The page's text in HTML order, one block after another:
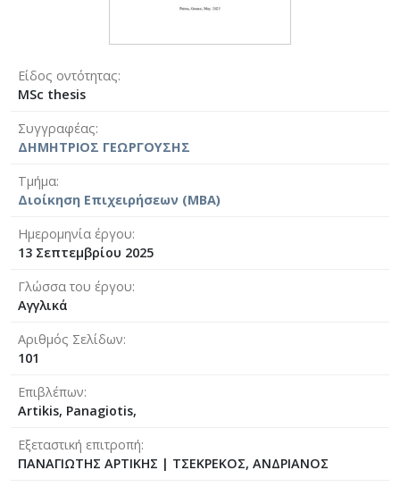
Είδος οντότητας
MSc thesis
Συγγραφέας
ΔΗΜΗΤΡΙΟΣ ΓΕΩΡΓΟΥΣΗΣ
Τμήμα
Διοίκηση Επιχειρήσεων (MBA)
Ημερομηνία έργου
13 Σεπτεμβρίου 2025
Γλώσσα του έργου
Αγγλικά
Αριθμός Σελίδων
101
Επιβλέπων
Artikis, Panagiotis,
Εξεταστική επιτροπή
ΠΑΝΑΓΙΩΤΗΣ ΑΡΤΙΚΗΣ | ΤΣΕΚΡΕΚΟΣ, ΑΝΔΡΙΑΝΟΣ